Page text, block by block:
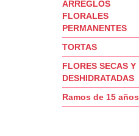
ARREGLOS
FLORALES
PERMANENTES
TORTAS
FLORES SECAS Y
DESHIDRATADAS
Ramos de 15 años